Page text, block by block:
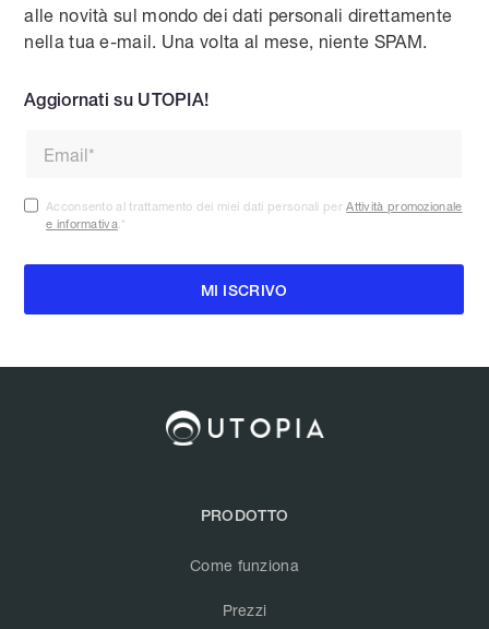
alle novità sul mondo dei dati personali direttamente
nella tua e-mail. Una volta al mese, niente SPAM.
Aggiornati su UTOPIA!
Acconsento al trattamento dei miei dati personali perAttività promozionale
e informativa *
PRODOTTO
Come funziona
Prezzi